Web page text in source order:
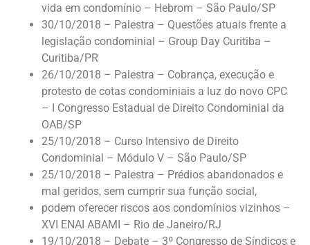
vida em condomínio – Hebrom – São Paulo/SP
30/10/2018 – Palestra – Questões atuais frente a
legislação condominial – Group Day Curitiba –
Curitiba/PR
26/10/2018 – Palestra – Cobrança, execução e
protesto de cotas condominiais a luz do novo CPC
– I Congresso Estadual de Direito Condominial da
OAB/SP
25/10/2018 – Curso Intensivo de Direito
Condominial – Módulo V – São Paulo/SP
25/10/2018 – Palestra – Prédios abandonados e
mal geridos, sem cumprir sua função social,
podem oferecer riscos aos condomínios vizinhos –
XVI ENAI ABAMI – Rio de Janeiro/RJ
19/10/2018 – Debate – 3º Congresso de Síndicos e